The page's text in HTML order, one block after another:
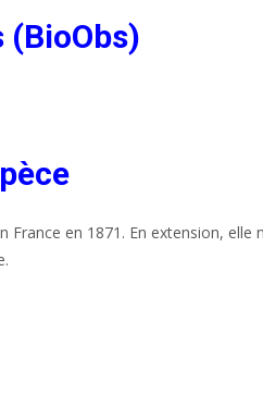
(BioObs)
en 1871. En extension,